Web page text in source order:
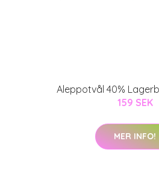
Aleppotvål 40%
159 SEK
MER INFO!